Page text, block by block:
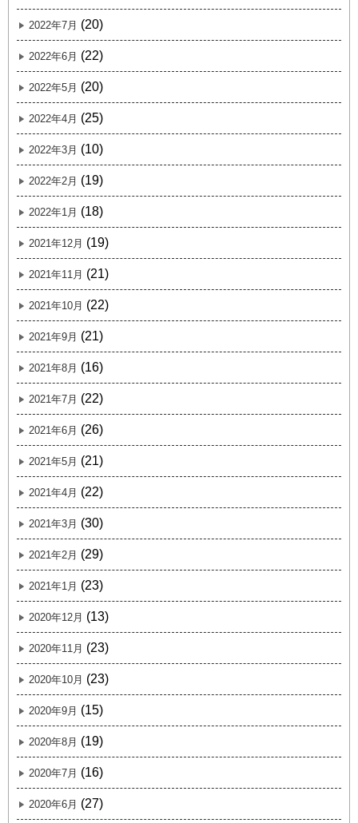
2022年7月 (20)
2022年6月 (22)
2022年5月 (20)
2022年4月 (25)
2022年3月 (10)
2022年2月 (19)
2022年1月 (18)
2021年12月 (19)
2021年11月 (21)
2021年10月 (22)
2021年9月 (21)
2021年8月 (16)
2021年7月 (22)
2021年6月 (26)
2021年5月 (21)
2021年4月 (22)
2021年3月 (30)
2021年2月 (29)
2021年1月 (23)
2020年12月 (13)
2020年11月 (23)
2020年10月 (23)
2020年9月 (15)
2020年8月 (19)
2020年7月 (16)
2020年6月 (27)